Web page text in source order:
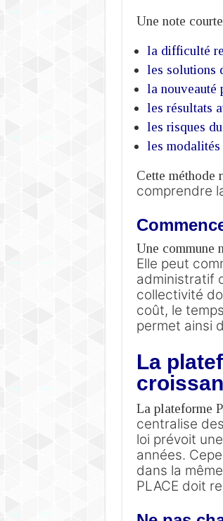
Une note
la difficulté
les solutions
la nouveauté
les résultats
les risques
les modalités
Cette méthode
comprendre
Une commune
Elle peut
administratif
collectivité
coût, le
permet ainsi
La
La plateforme
centralise
loi prévoit
années.
dans la
PLACE doit